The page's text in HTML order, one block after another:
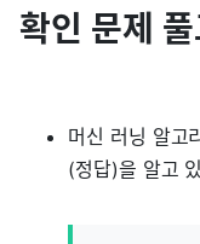
확인 문제
머신 러닝 알고
(정답)을 알고